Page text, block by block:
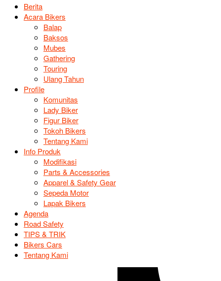
Berita
Acara Bikers
Balap
Baksos
Mubes
Gathering
Touring
Ulang Tahun
Profile
Komunitas
Lady Biker
Figur Biker
Tokoh Bikers
Tentang Kami
Info Produk
Modifikasi
Parts & Accessories
Apparel & Safety Gear
Sepeda Motor
Lapak Bikers
Agenda
Road Safety
TIPS & TRIK
Bikers Cars
Tentang Kami